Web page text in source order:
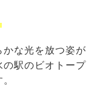
かな光を放つ姿が
の駅のビオトープ